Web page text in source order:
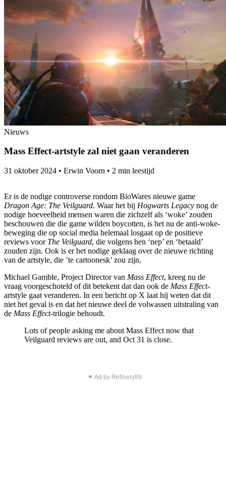
Nieuws
Mass Effect-artstyle zal niet gaan veranderen
31 oktober 2024 • Erwin Voorn • 2 min leestijd
Er is de nodige controverse rondom BioWares nieuwe game
Dragon Age: The Veilguard. Waar het bij Hogwarts Legacy nog de
nodige hoeveelheid mensen waren die zichzelf als ‘woke’ zouden
beschouwen die die game wilden boycotten, is het nu de anti-woke-
beweging die op social media helemaal losgaat op de positieve
reviews voor The Veilguard, die volgens hen ‘nep’ en ‘betaald’
zouden zijn. Ook is er het nodige geklaag over de nieuwe richting
van de artstyle, die ’te cartoonesk’ zou zijn.
Michael Gamble, Project Director van Mass Effect, kreeg nu de
vraag voorgeschoteld of dit betekent dat dan ook de Mass Effect-
artstyle gaat veranderen. In een bericht op X laat hij weten dat dit
niet het geval is en dat het nieuwe deel de volwassen uitstraling van
de Mass Effect-trilogie behoudt.
Lots of people asking me about Mass Effect now that
Veilguard reviews are out, and Oct 31 is close.
▼ Ad by Refinery89